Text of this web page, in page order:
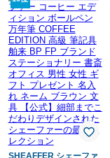
イン
SHEAFFER シェーファ